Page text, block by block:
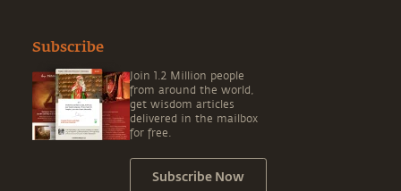
Subscribe
Join 1.2 Million people
from around the world,
get wisdom articles
delivered in the mailbox
for free.
Subscribe Now